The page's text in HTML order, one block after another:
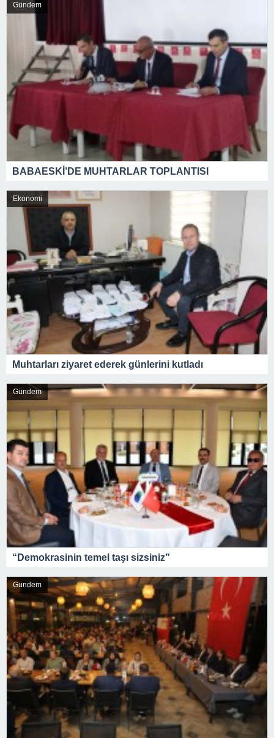
Gündem
BABAESKİ’DE MUHTARLAR TOPLANTISI
Ekonomi
Muhtarları ziyaret ederek günlerini kutladı
Gündem
“Demokrasinin temel taşı sizsiniz”
Gündem